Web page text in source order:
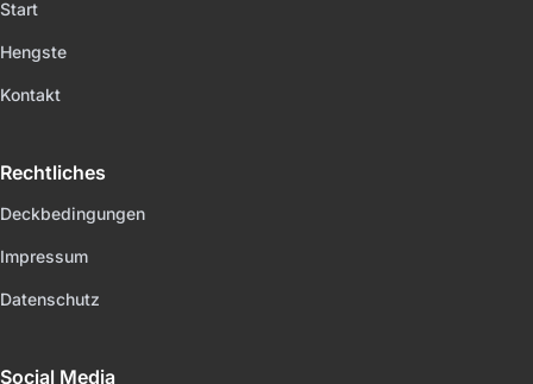
Start
Hengste
Kontakt
Rechtliches
Deckbedingungen
Impressum
Datenschutz
Social Media